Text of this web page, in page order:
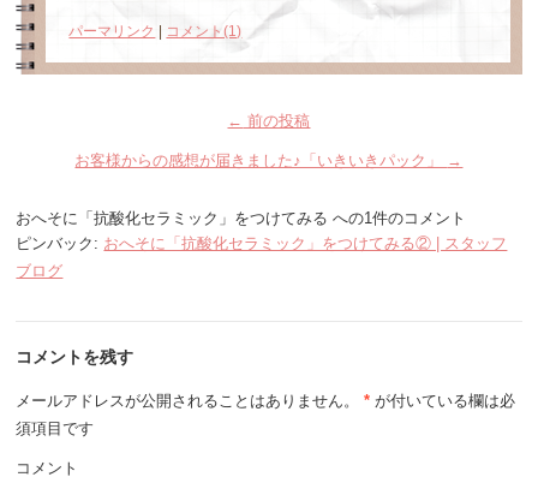
パーマリンク コメント(1)
← 前の投稿
お客様からの感想が届きました♪「いきいきパック」 →
おへそに「抗酸化セラミック」をつけてみる への1件のコメント
ピンバック: おへそに「抗酸化セラミック」をつけてみる② | スタッフ
ブログ
コメントを残す
メールアドレスが公開されることはありません。 * が付いている欄は必
須項目です
コメント